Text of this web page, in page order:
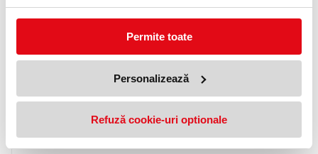
Permite toate
Personalizează
Refuză cookie-uri optionale